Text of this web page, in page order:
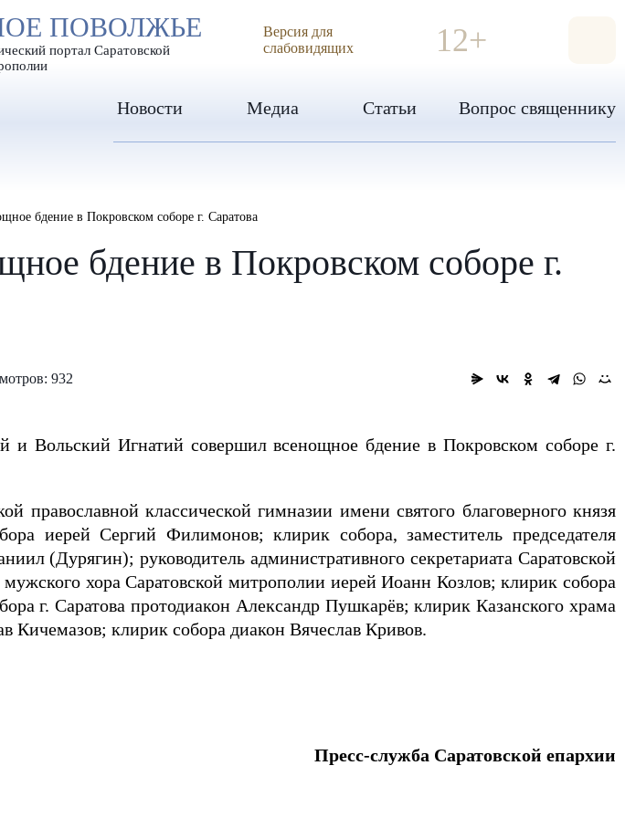
ИЗОБРАЖЕНИЯ
ПОВОЛЖЬЕ
портал Саратовской
Версия для
слабовидящих
12+
Новости Медиа Статьи Вопрос священнику
бдение в Покровском соборе г. Саратова
бдение в Покровском соборе г.
932
Вольский Игнатий совершил всенощное бдение в Покровском соборе г.
православной классической гимназии имени святого благоверного князя
иерей Сергий Филимонов; клирик собора, заместитель председателя
(Дурягин); руководитель административного секретариата Саратовской
хора Саратовской митрополии иерей Иоанн Козлов; клирик собора
г. Саратова протодиакон Александр Пушкарёв; клирик Казанского храма
Кичемазов; клирик собора диакон Вячеслав Кривов.
Пресс-служба Саратовской епархии